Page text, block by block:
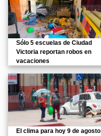
Sólo 5 escuelas de Ciudad
Victoria reportan robos en
vacaciones
El clima para hoy 9 de agosto